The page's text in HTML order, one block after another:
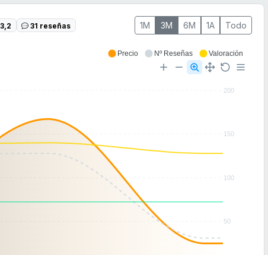
31 reseñas 1M 3M 6M 1A Todo
200
150
100
50
Precio Nº Reseñas Valoración